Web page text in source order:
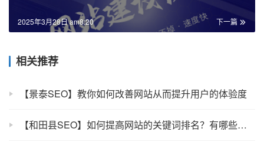
下一篇
2025年3月28日 am8:20
相关推荐
【景泰SEO】教你如何改善网站从而提升用户的体验度
【和田县SEO】如何提高网站的关键词排名？有哪些排名技巧？